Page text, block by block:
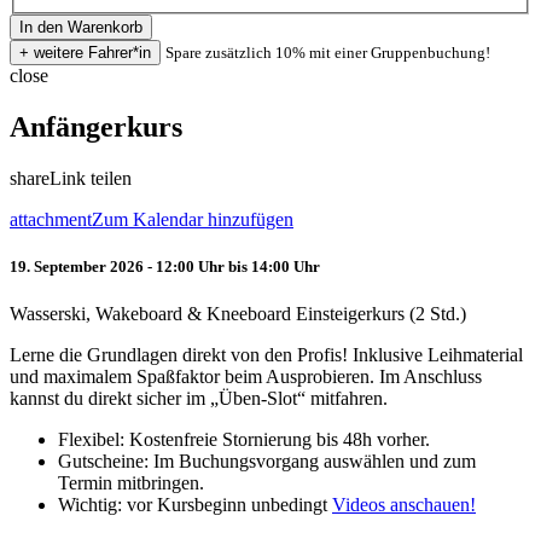
Spare zusätzlich 10% mit einer Gruppenbuchung!
close
Anfängerkurs
shareLink teilen
attachmentZum Kalendar hinzufügen
19. September 2026 - 12:00 Uhr bis 14:00 Uhr
Wasserski, Wakeboard & Kneeboard Einsteigerkurs (2 Std.)
Lerne die Grundlagen direkt von den Profis! Inklusive Leihmaterial
und maximalem Spaßfaktor beim Ausprobieren. Im Anschluss
kannst du direkt sicher im „Üben-Slot“ mitfahren.
Flexibel: Kostenfreie Stornierung bis 48h vorher.
Gutscheine: Im Buchungsvorgang auswählen und zum
Termin mitbringen.
Wichtig: vor Kursbeginn unbedingt Videos anschauen!